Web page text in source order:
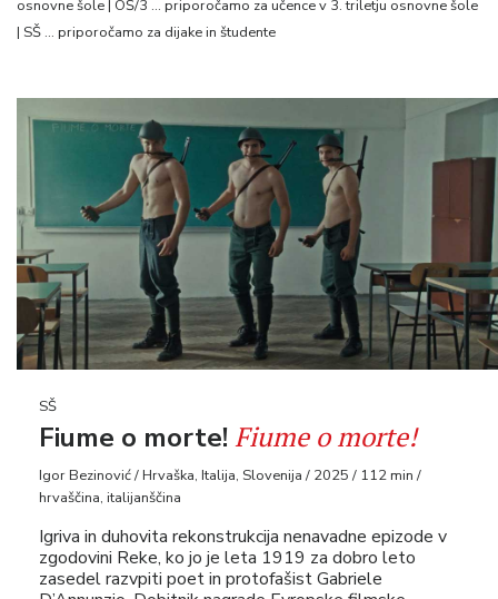
osnovne šole | OŠ/3 … priporočamo za učence v 3. triletju osnovne šole
| SŠ … priporočamo za dijake in študente
SŠ
Fiume o morte!Fiume o morte!
Igor Bezinović / Hrvaška, Italija, Slovenija / 2025 / 112 min /
hrvaščina, italijanščina
Igriva in duhovita rekonstrukcija nenavadne epizode v
zgodovini Reke, ko jo je leta 1919 za dobro leto
zasedel razvpiti poet in protofašist Gabriele